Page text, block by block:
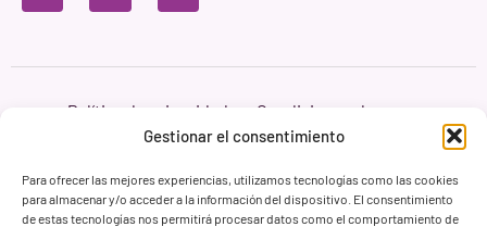
Gestionar el consentimiento
Para ofrecer las mejores experiencias, utilizamos tecnologías como las cookies
para almacenar y/o acceder a la información del dispositivo. El consentimiento
de estas tecnologías nos permitirá procesar datos como el comportamiento de
Política de privacidad
Condiciones de uso
Política de cookies